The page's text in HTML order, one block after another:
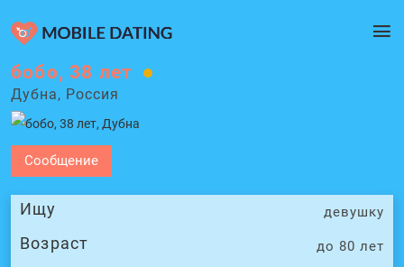
Сообщение
Ищу девушку
Возраст до 80 лет
бобо, 38 лет
Дубна, Россия